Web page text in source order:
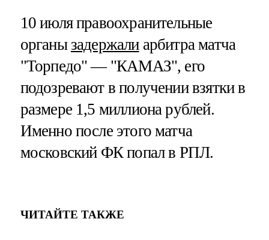
10 июля правоохранительные
органызадержалиарбитра матча
"Торпедо" — "КАМАЗ", его
подозревают в получении взятки в
размере 1,5 миллиона рублей.
Именно после этого матча
московский ФК попал в РПЛ.
ЧИТАЙТЕ ТАКЖЕ